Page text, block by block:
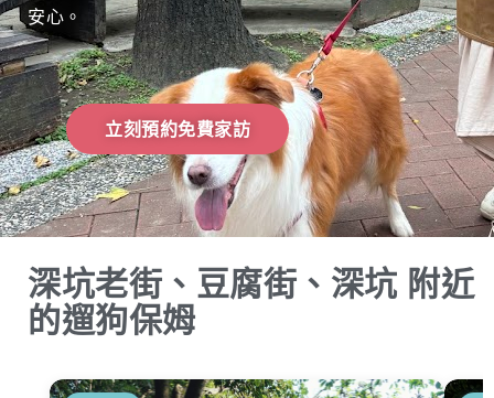
安心。
立刻預約免費家訪
深坑老街、豆腐街、深坑 附近
的遛狗保姆